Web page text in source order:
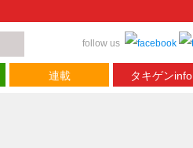
follow us
連載 タキゲンinfo.